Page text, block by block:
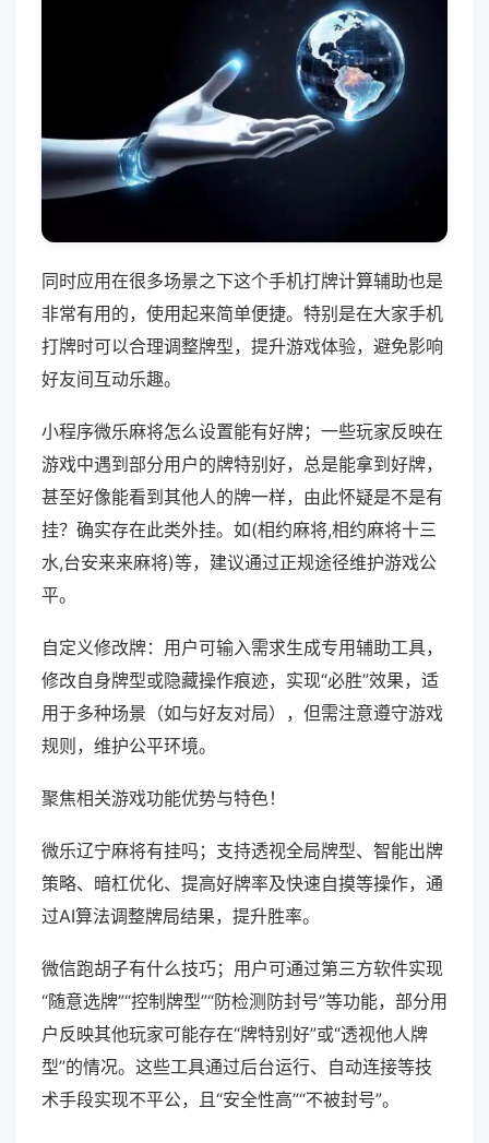
同时应用在很多场景之下这个手机打牌计算辅助也是
非常有用的，使用起来简单便捷。特别是在大家手机
打牌时可以合理调整牌型，提升游戏体验，避免影响
好友间互动乐趣。
小程序微乐麻将怎么设置能有好牌；一些玩家反映在
游戏中遇到部分用户的牌特别好，总是能拿到好牌，
甚至好像能看到其他人的牌一样，由此怀疑是不是有
挂？确实存在此类外挂。如(相约麻将,相约麻将十三
水,台安来来麻将)等，建议通过正规途径维护游戏公
平。
自定义修改牌：用户可输入需求生成专用辅助工具，
修改自身牌型或隐藏操作痕迹，实现“必胜”效果，适
用于多种场景（如与好友对局），但需注意遵守游戏
规则，维护公平环境。
聚焦相关游戏功能优势与特色！
微乐辽宁麻将有挂吗；支持透视全局牌型、智能出牌
策略、暗杠优化、提高好牌率及快速自摸等操作，通
过AI算法调整牌局结果，提升胜率。
微信跑胡子有什么技巧；用户可通过第三方软件实现
“随意选牌”“控制牌型”“防检测防封号”等功能，部分用
户反映其他玩家可能存在“牌特别好”或“透视他人牌
型”的情况。这些工具通过后台运行、自动连接等技
术手段实现不平公，且“安全性高”“不被封号”。